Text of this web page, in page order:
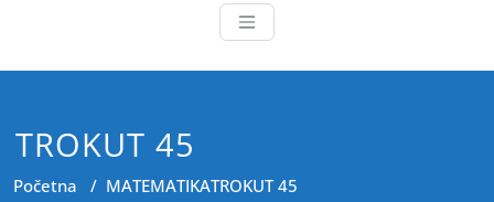
TROKUT 45
Početna / MATEMATIKATROKUT 45